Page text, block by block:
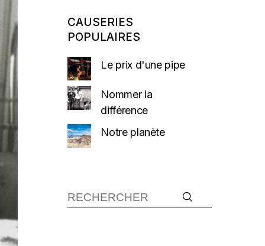
CAUSERIES
POPULAIRES
Le prix d'une pipe
Nommer la
différence
Notre planète
Recherche :